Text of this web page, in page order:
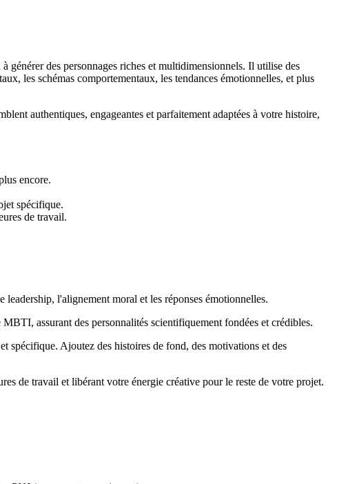
des personnages riches et multidimensionnels. Il utilise des
les schémas comportementaux, les tendances émotionnelles, et plus
authentiques, engageantes et parfaitement adaptées à votre histoire,
encore.
spécifique.
de travail.
l'alignement moral et les réponses émotionnelles.
assurant des personnalités scientifiquement fondées et crédibles.
spécifique. Ajoutez des histoires de fond, des motivations et des
de travail et libérant votre énergie créative pour le reste de votre projet.